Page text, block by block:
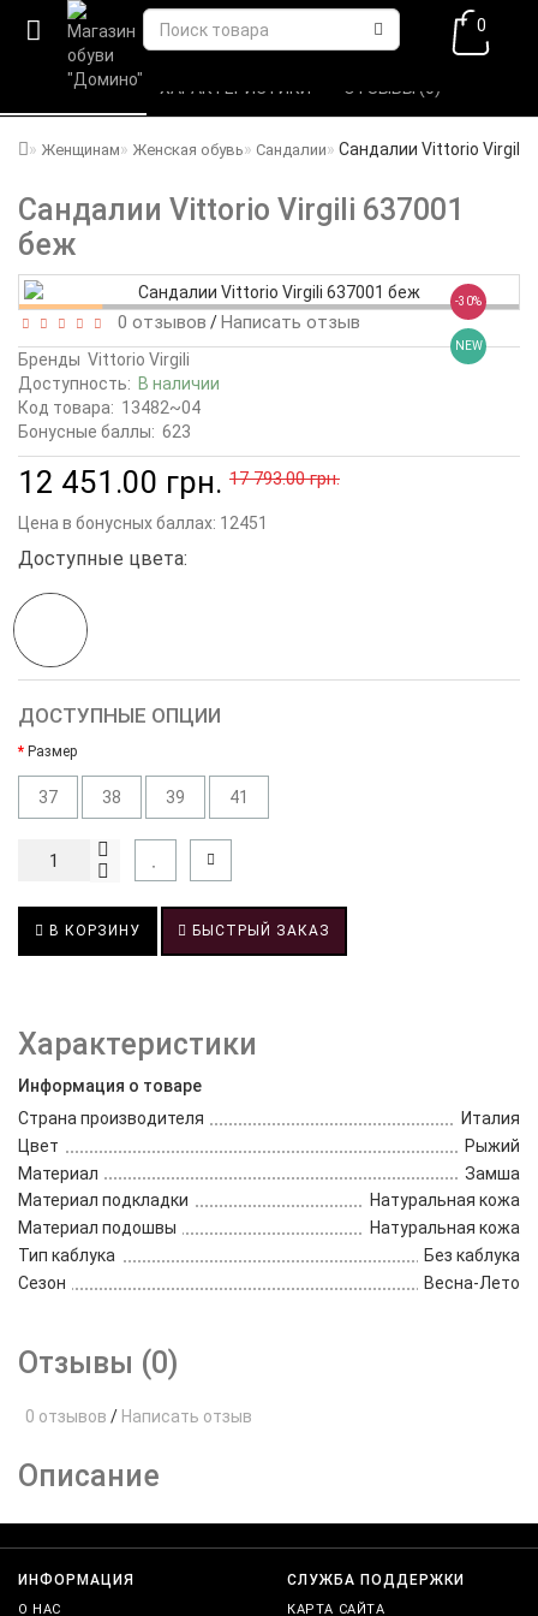
0
Женщинам Женская обувь Сандалии Сандалии Vittorio Virgili
Сандалии Vittorio Virgili 637001
беж
ВСЕ О ТОВАРЕ ХАРАКТЕРИСТИКИ ОТЗЫВЫ (0)
-30%
NEW
0 отзывов /Написать отзыв
Бренды Vittorio Virgili
Доступность: В наличии
Код товара: 13482~04
Бонусные баллы: 623
12 451.00 грн. 17 793.00 грн.
Цена в бонусных баллах: 12451
Доступные цвета:
ДОСТУПНЫЕ ОПЦИИ
Размер
37 38 39 41
В КОРЗИНУ БЫСТРЫЙ ЗАКАЗ
Характеристики
Информация о товаре
Страна производителя
Италия
Цвет
Рыжий
Материал
Замша
Материал подкладки
Натуральная кожа
Материал подошвы
Натуральная кожа
Тип каблука
Без каблука
Сезон
Весна-Лето
Отзывы (0)
0 отзывов / Написать отзыв
Описание
ИНФОРМАЦИЯ
О НАС
СЛУЖБА ПОДДЕРЖКИ
КАРТА САЙТА